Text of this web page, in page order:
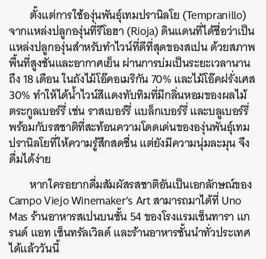
ตั้งแต่การใช้องุ่นพันธุ์เทมปรานิลโย (Tempranillo)
จากแหล่งปลูกองุ่นที่รีโอฮา (Rioja) ดินแดนที่ได้ชื่อว่าเป็น
แหล่งปลูกองุ่นสำหรับทำไวน์ที่ดีที่สุดของสเปน ด้วยสภาพ
พื้นที่สูงชันและอากาศเย็น ผ่านการบ่มเป็นระยะเวลานาน
ถึง 18 เดือน ในถังไม้โอ๊คอเมริกัน 70% และไม้โอ๊คฝรั่งเศส
30% ทำให้ได้น้ำไวน์สีแดงทับทิมที่มีกลิ่นหอมของผลไม้
ตระกูลเบอร์รี่ เช่น ราสเบอร์รี่ แบล็กเบอร์รี่ และบลูเบอร์รี่
พร้อมกับรสชาติที่สะท้อนความโดดเด่นขององุ่นพันธุ์เทม
ปรานิลโยที่ให้ความรู้สึกสดชื่น แต่ยังมีความนุ่มละมุน จึง
ดื่มได้ง่าย
หากใครอยากดื่มสัมผัสรสชาติอันเป็นเอกลักษณ์ของ
Campo Viejo Winemaker’s Art สามารถมาได้ที่ Uno
Mas ร้านอาหารสเปนบนชั้น 54 ของโรงแรมเซ็นทารา แก
รนด์ แอท เซ็นทรัลเวิลด์ และร้านอาหารชั้นนำทั่วประเทศ
ได้แล้ววันนี้